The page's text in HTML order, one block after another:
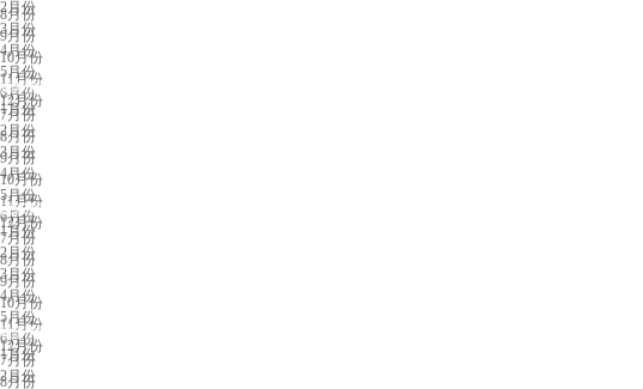
8月份
9月份
10月份
11月份
12月份
2月份
3月份
4月份
5月份
6月份
7月份
8月份
9月份
10月份
11月份
12月份
深圳展会排期
1月份
2月份
3月份
4月份
5月份
6月份
7月份
8月份
9月份
10月份
11月份
12月份
武汉展会排期
1月份
2月份
3月份
4月份
5月份
6月份
7月份
8月份
杭州展会排期
1月份
2月份